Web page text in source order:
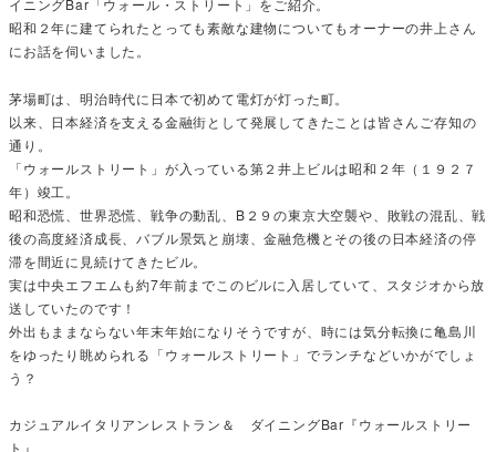
イニングBar「ウォール・ストリート」をご紹介。
昭和２年に建てられたとっても素敵な建物についてもオーナーの井上さん
にお話を伺いました。
茅場町は、明治時代に日本で初めて電灯が灯った町。
以来、日本経済を支える金融街として発展してきたことは皆さんご存知の
通り。
「ウォールストリート」が入っている第２井上ビルは昭和２年（１９２７
年）竣工。
昭和恐慌、世界恐慌、戦争の動乱、B２９の東京大空襲や、敗戦の混乱、戦
後の高度経済成長、バブル景気と崩壊、金融危機とその後の日本経済の停
滞を間近に見続けてきたビル。
実は中央エフエムも約7年前までこのビルに入居していて、スタジオから放
送していたのです！
外出もままならない年末年始になりそうですが、時には気分転換に亀島川
をゆったり眺められる「ウォールストリート」でランチなどいかがでしょ
う？
カジュアルイタリアンレストラン＆ ダイニングBar『ウォールストリー
ト』